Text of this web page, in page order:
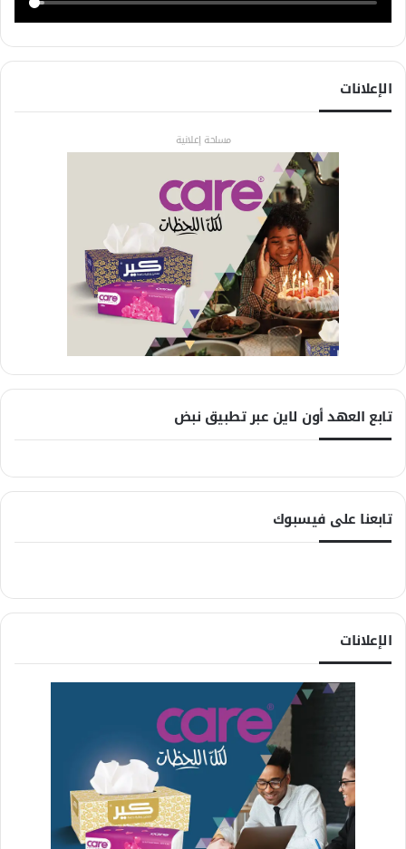
الإعلانات
مساحة إعلانية
تابع العهد أون لاين عبر تطبيق نبض
تابعنا على فيسبوك
الإعلانات